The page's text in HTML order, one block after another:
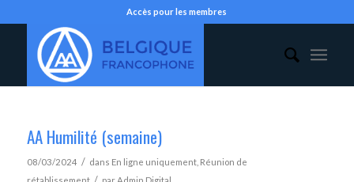
Accès pour les membres
AA Humilité (semaine)
08/03/2024 / dans En ligne uniquement, Réunion de